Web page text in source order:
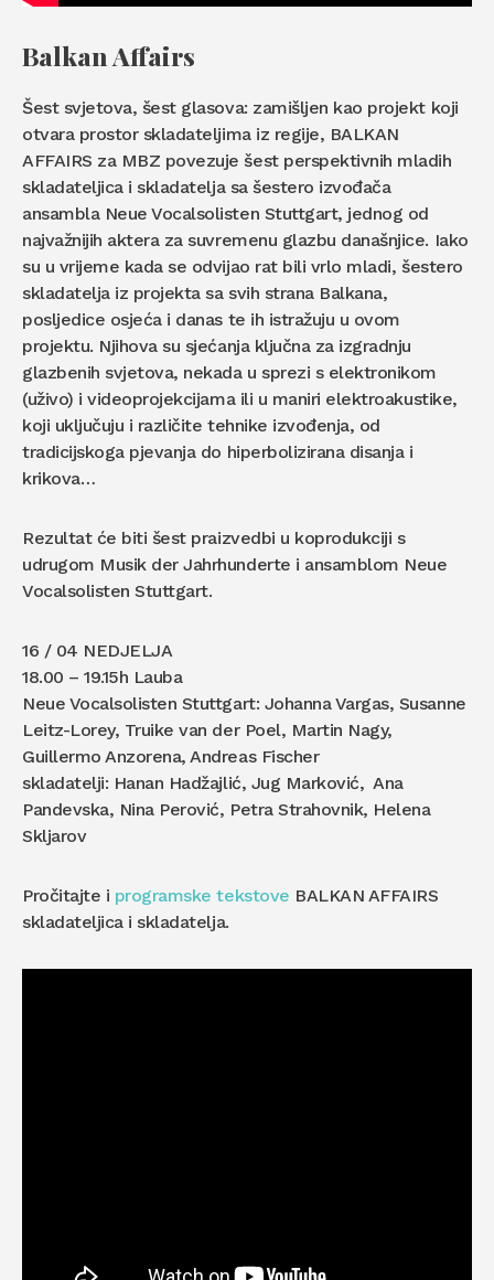
Balkan Affairs
Šest svjetova, šest glasova: zamišljen kao projekt koji
otvara prostor skladateljima iz regije, BALKAN
AFFAIRS za MBZ povezuje šest perspektivnih mladih
skladateljica i skladatelja sa šestero izvođača
ansambla Neue Vocalsolisten Stuttgart, jednog od
najvažnijih aktera za suvremenu glazbu današnjice. Iako
su u vrijeme kada se odvijao rat bili vrlo mladi, šestero
skladatelja iz projekta sa svih strana Balkana,
posljedice osjeća i danas te ih istražuju u ovom
projektu. Njihova su sjećanja ključna za izgradnju
glazbenih svjetova, nekada u sprezi s elektronikom
(uživo) i videoprojekcijama ili u maniri elektroakustike,
koji uključuju i različite tehnike izvođenja, od
tradicijskoga pjevanja do hiperbolizirana disanja i
krikova…
Rezultat će biti šest praizvedbi u koprodukciji s
udrugom Musik der Jahrhunderte i ansamblom Neue
Vocalsolisten Stuttgart.
16 / 04 NEDJELJA
18.00 – 19.15h Lauba
Neue Vocalsolisten Stuttgart: Johanna Vargas, Susanne
Leitz-Lorey, Truike van der Poel, Martin Nagy,
Guillermo Anzorena, Andreas Fischer
skladatelji: Hanan Hadžajlić, Jug Marković, Ana
Pandevska, Nina Perović, Petra Strahovnik, Helena
Skljarov
Pročitajte i programske tekstove BALKAN AFFAIRS
skladateljica i skladatelja.